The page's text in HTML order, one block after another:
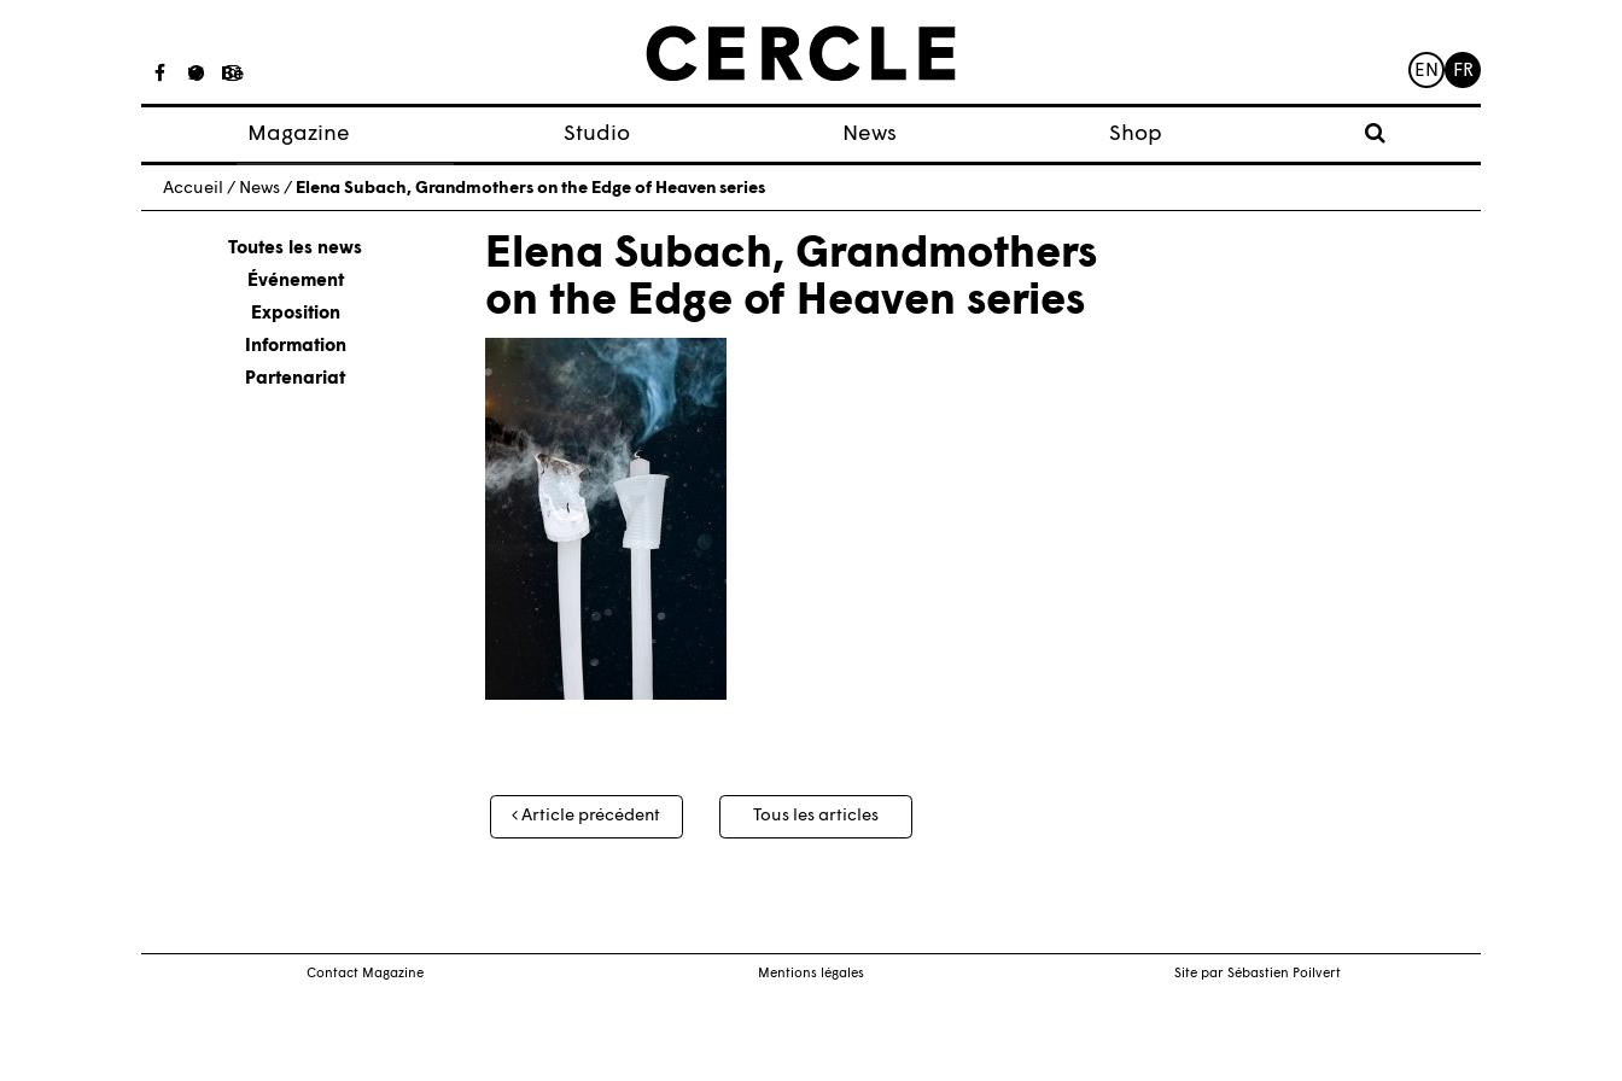
EN FR
Magazine
Articles
À propos
Numéros
Studio News Shop
Accueil / News / Elena Subach, Grandmothers on the Edge of Heaven series
Toutes les news
Événement
Exposition
Information
Partenariat
Elena Subach, Grandmothers
on the Edge of Heaven series
Navigation
des
Article précédent Tous les articles
Contact Magazine Mentions légales Site par Sébastien Poilvert